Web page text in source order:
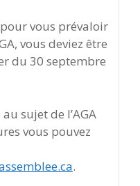
vous prévaloir
vous deviez être
du 30 septembre
sujet de l’AGA
vous pouvez
.